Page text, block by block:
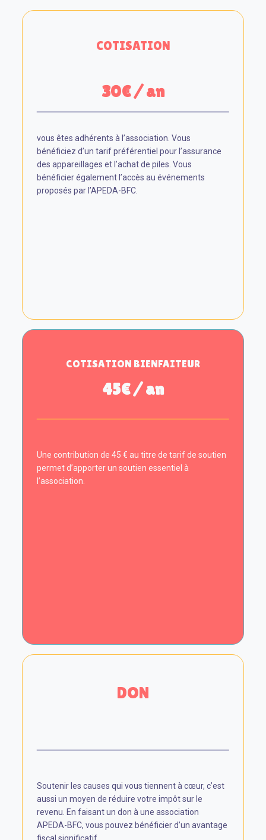
COTISATION
30€ / an
vous êtes adhérents à l’association. Vous
bénéficiez d’un tarif préférentiel pour l’assurance
des appareillages et l’achat de piles. Vous
bénéficier également l’accès au événements
proposés par l’APEDA-BFC.
COTISATION BIENFAITEUR
45€ / an
Une contribution de 45 € au titre de tarif de soutien
permet d’apporter un soutien essentiel à
l’association.
DON
Soutenir les causes qui vous tiennent à cœur, c’est
aussi un moyen de réduire votre impôt sur le
revenu. En faisant un don à une association
APEDA-BFC, vous pouvez bénéficier d’un avantage